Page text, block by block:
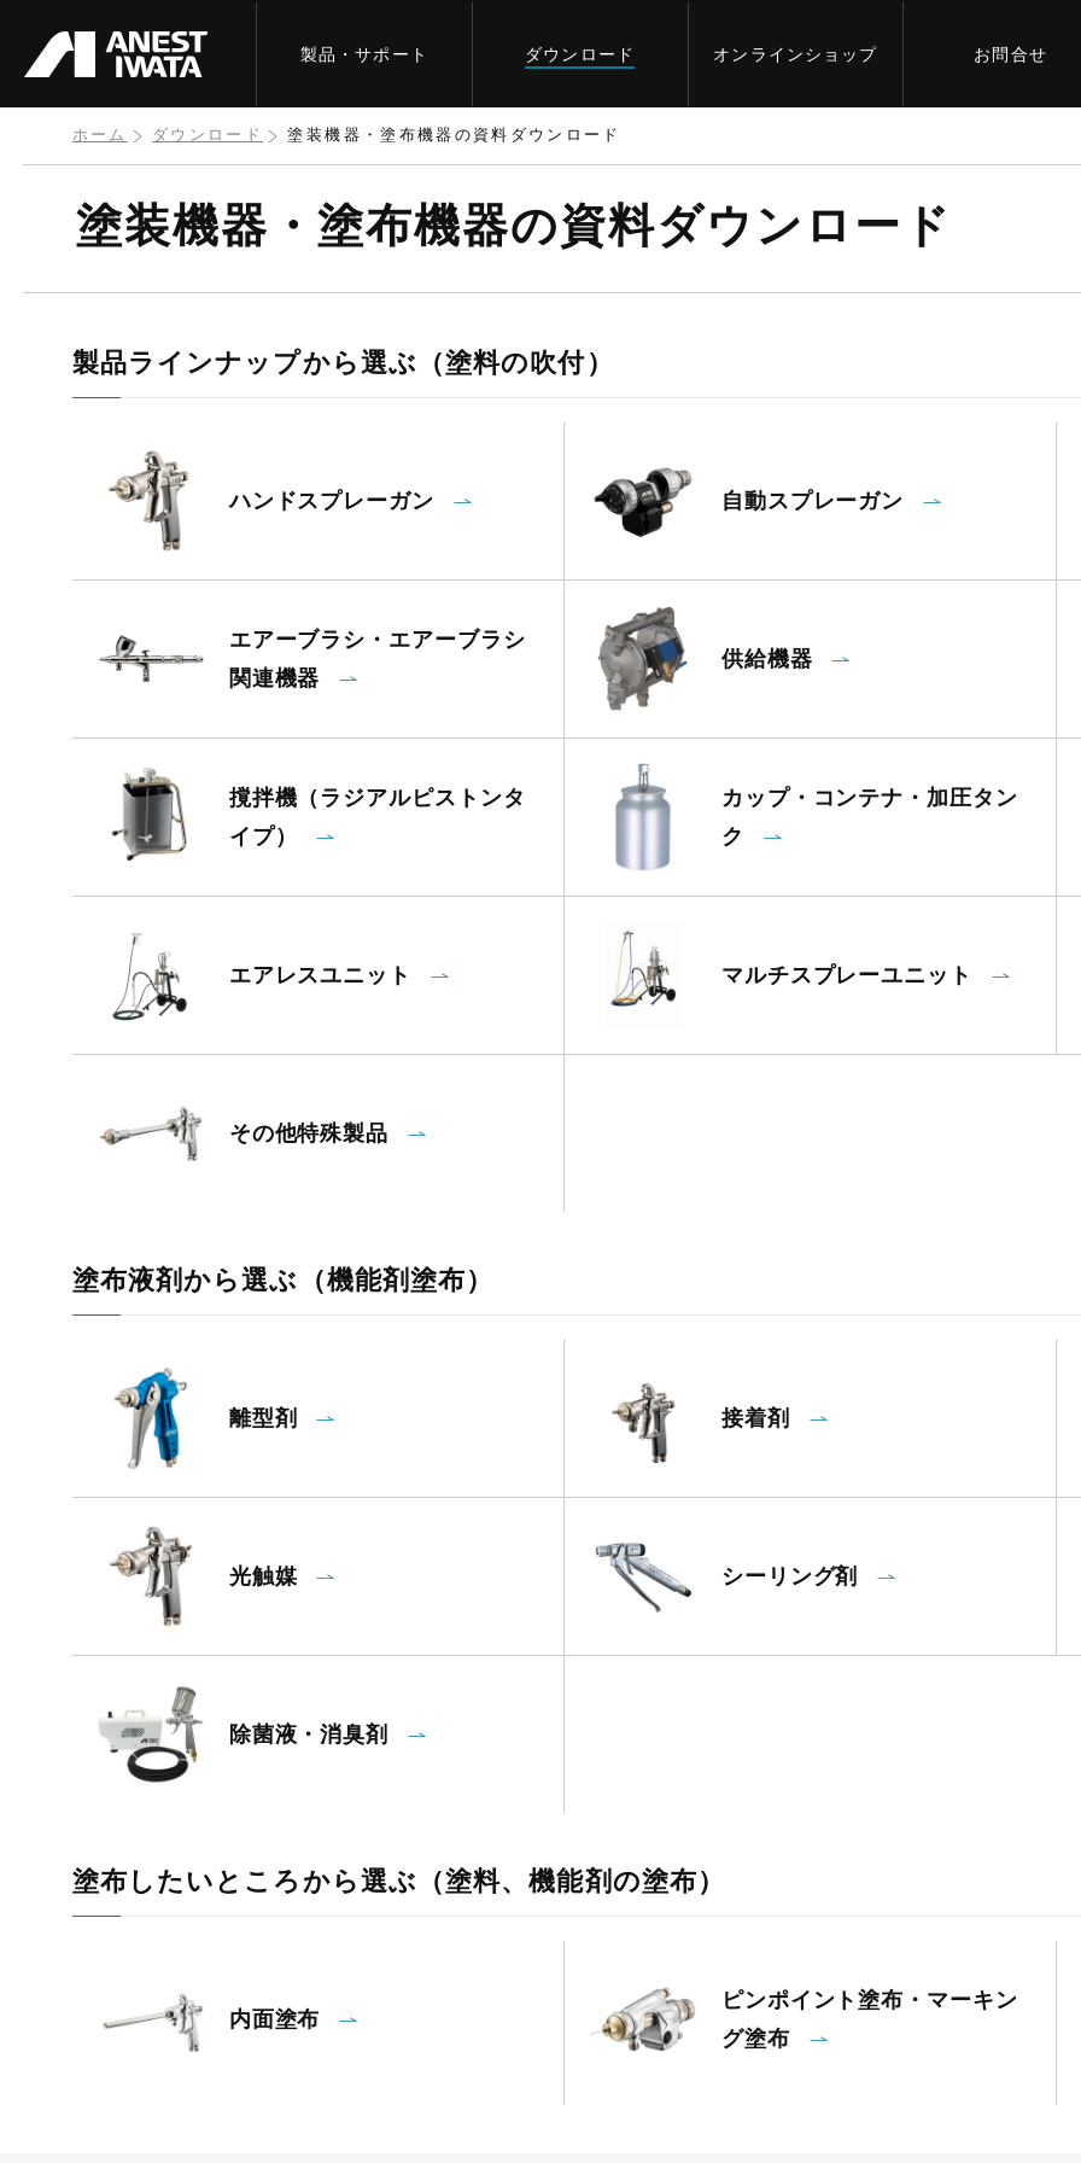
製品・サポート ダウンロード オンラインショップ お問合せ
ホーム ダウンロード 塗装機器・塗布機器の資料ダウンロード
塗装機器・塗布機器の資料ダウンロード
製品ラインナップから選ぶ（塗料の吹付）
ハンドスプレーガン 自動スプレーガン
エアーブラシ・エアーブラシ
関連機器
供給機器
撹拌機（ラジアルピストンタ
イプ）
カップ・コンテナ・加圧タン
ク
エアレスユニット マルチスプレーユニット
その他特殊製品
塗布液剤から選ぶ（機能剤塗布）
離型剤 接着剤
光触媒 シーリング剤
除菌液・消臭剤
塗布したいところから選ぶ（塗料、機能剤の塗布）
内面塗布
ピンポイント塗布・マーキン
グ塗布